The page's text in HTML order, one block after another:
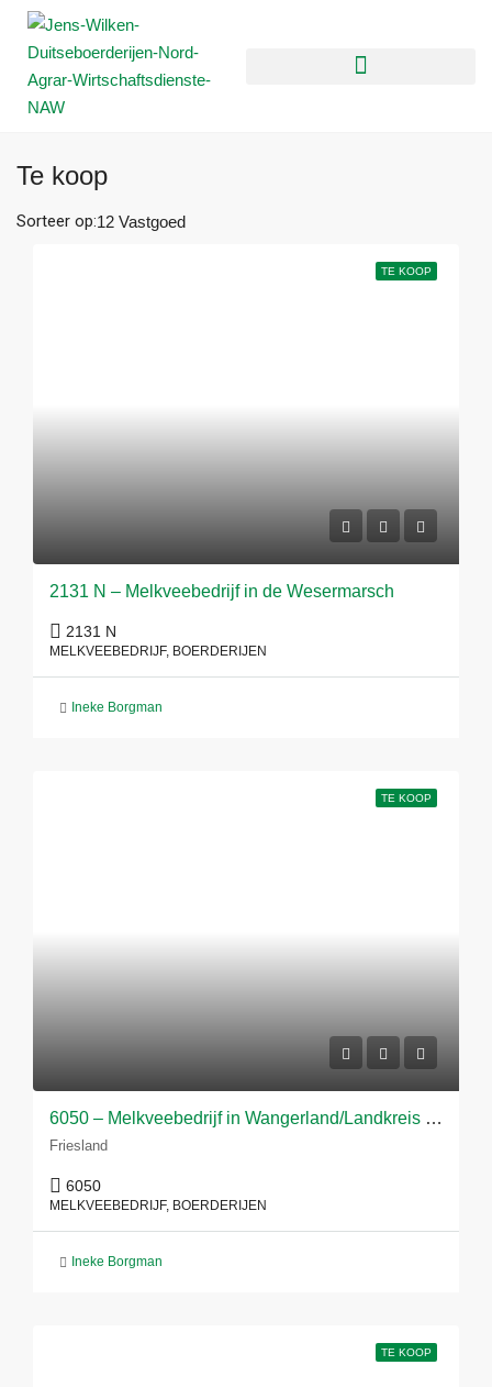
Te koop
12 Vastgoed
Sorteer op:
TE KOOP
2131 N – Melkveebedrijf in de Wesermarsch
2131 N
MELKVEEBEDRIJF, BOERDERIJEN
Ineke Borgman
TE KOOP
6050 – Melkveebedrijf in Wangerland/Landkreis Friesland
Friesland
6050
MELKVEEBEDRIJF, BOERDERIJEN
Ineke Borgman
TE KOOP